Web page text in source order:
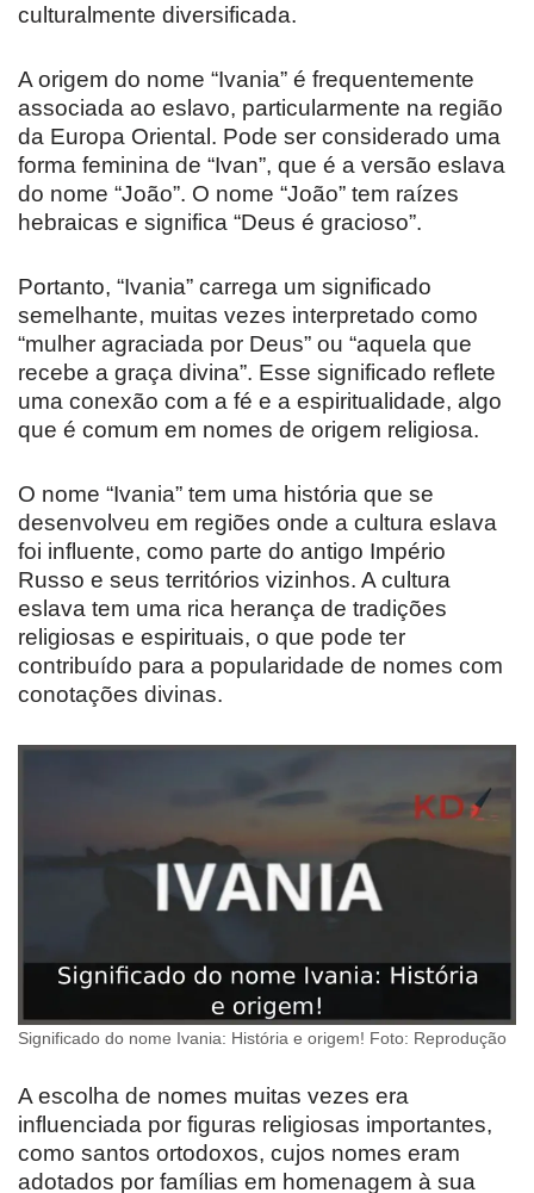
culturalmente diversificada.
A origem do nome “Ivania” é frequentemente
associada ao eslavo, particularmente na região
da Europa Oriental. Pode ser considerado uma
forma feminina de “Ivan”, que é a versão eslava
do nome “João”. O nome “João” tem raízes
hebraicas e significa “Deus é gracioso”.
Portanto, “Ivania” carrega um significado
semelhante, muitas vezes interpretado como
“mulher agraciada por Deus” ou “aquela que
recebe a graça divina”. Esse significado reflete
uma conexão com a fé e a espiritualidade, algo
que é comum em nomes de origem religiosa.
O nome “Ivania” tem uma história que se
desenvolveu em regiões onde a cultura eslava
foi influente, como parte do antigo Império
Russo e seus territórios vizinhos. A cultura
eslava tem uma rica herança de tradições
religiosas e espirituais, o que pode ter
contribuído para a popularidade de nomes com
conotações divinas.
Significado do nome Ivania: História e origem! Foto: Reprodução
A escolha de nomes muitas vezes era
influenciada por figuras religiosas importantes,
como santos ortodoxos, cujos nomes eram
adotados por famílias em homenagem à sua